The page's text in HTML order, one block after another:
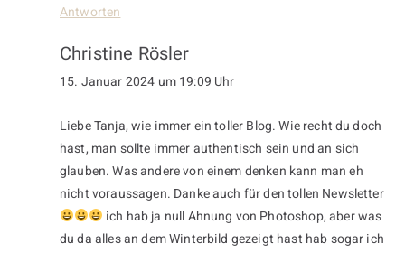
Antworten
Christine Rösler
15. Januar 2024 um 19:09 Uhr
Liebe Tanja, wie immer ein toller Blog. Wie recht du doch
hast, man sollte immer authentisch sein und an sich
glauben. Was andere von einem denken kann man eh
nicht voraussagen. Danke auch für den tollen Newsletter
ich hab ja null Ahnung von Photoshop, aber was
du da alles an dem Winterbild gezeigt hast hab sogar ich